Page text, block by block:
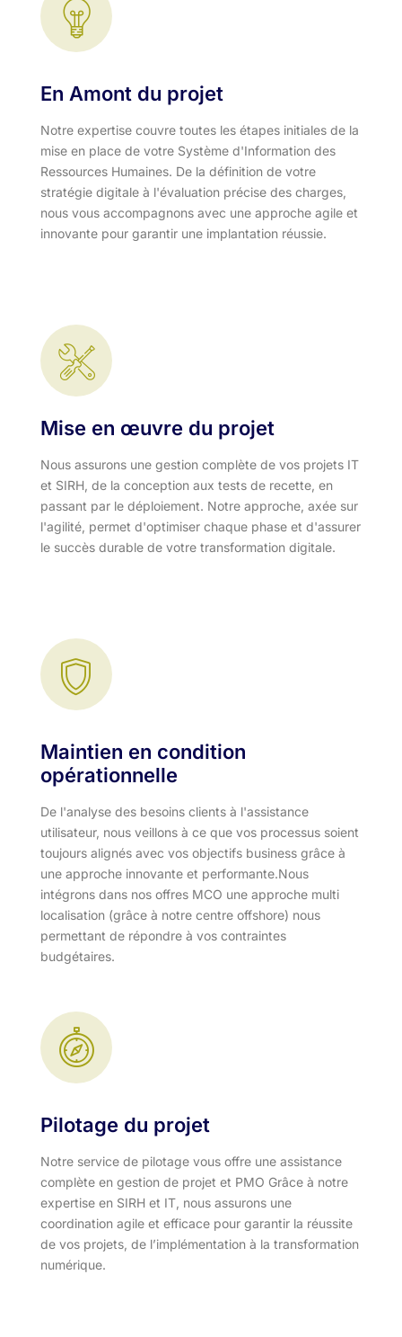
En Amont du projet
Notre expertise couvre toutes les étapes initiales de la
mise en place de votre Système d'Information des
Ressources Humaines. De la définition de votre
stratégie digitale à l'évaluation précise des charges,
nous vous accompagnons avec une approche agile et
innovante pour garantir une implantation réussie.
Mise en œuvre du projet
Nous assurons une gestion complète de vos projets IT
et SIRH, de la conception aux tests de recette, en
passant par le déploiement. Notre approche, axée sur
l'agilité, permet d'optimiser chaque phase et d'assurer
le succès durable de votre transformation digitale.
Maintien en condition
opérationnelle
De l'analyse des besoins clients à l'assistance
utilisateur, nous veillons à ce que vos processus soient
toujours alignés avec vos objectifs business grâce à
une approche innovante et performante.​ Nous
intégrons dans nos offres MCO une approche multi
localisation (grâce à notre centre offshore) nous
permettant de répondre à vos contraintes
budgétaires.
Pilotage du projet
Notre service de pilotage vous offre une assistance
complète en gestion de projet et PMO Grâce à notre
expertise en SIRH et IT, nous assurons une
coordination agile et efficace pour garantir la réussite
de vos projets, de l’implémentation à la transformation
numérique.